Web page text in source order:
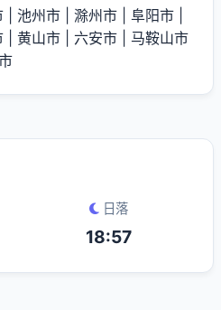
池州市 滁州市 阜阳市
黄山市 六安市
马鞍山市
日落
18:57